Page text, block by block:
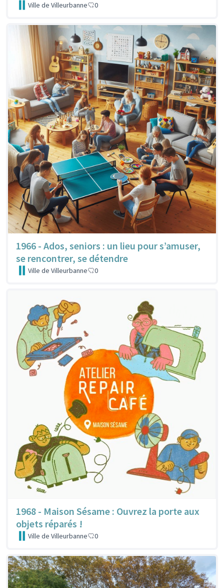
Ville de Villeurbanne 0
1966 - Ados, seniors : un lieu pour s’amuser,
se rencontrer, se détendre
Ville de Villeurbanne 0
1968 - Maison Sésame : Ouvrez la porte aux
objets réparés !
Ville de Villeurbanne 0